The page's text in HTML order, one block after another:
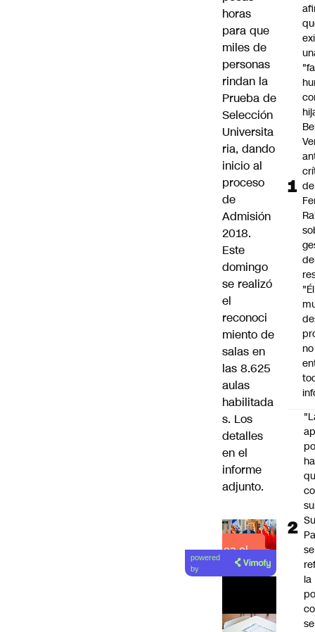
horas
para que
miles de
personas
rindan la
Prueba de
Selección
Universita
ria, dando
inicio al
proceso
de
Admisión
2018.
Este
domingo
se realizó
el
reconoci
miento de
salas en
las 8.625
aulas
habilitada
s. Los
detalles
en el
informe
adjunto.
Lea el
artículo
powered
by
de
se
la